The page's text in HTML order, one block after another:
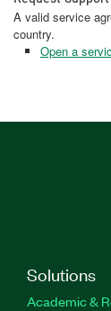
A valid service
country.
Open a
Solutions
Academic &